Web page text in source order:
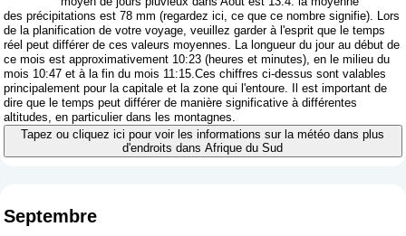
des précipitations est 78 mm (regardez ici, ce que ce nombre signifie). Lors
de la planification de votre voyage, veuillez garder à l'esprit que le temps
réel peut différer de ces valeurs moyennes. La longueur du jour au début de
ce mois est approximativement 10:23 (heures et minutes), en le milieu du
mois 10:47 et à la fin du mois 11:15.Ces chiffres ci-dessus sont valables
principalement pour la capitale et la zone qui l'entoure. Il est important de
dire que le temps peut différer de manière significative à différentes
altitudes, en particulier dans les montagnes.
Tapez ou cliquez ici pour voir les informations sur la météo dans plus
d'endroits dans Afrique du Sud
Septembre